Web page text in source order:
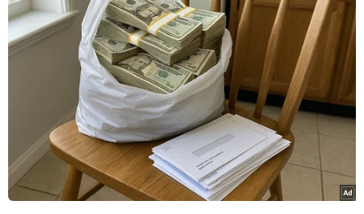
Hang có lối vào rất hẹp, chỉ vừa một người chui,
nhưng khi bước vào phía bêntrong, các nhà
thám hiểm đã vô cùng ngỡ ngàng trước vẻ đẹp
và kích thước kỳ vĩcủa nó với nhiều khối thạch
nhũ lung linh, kì ảo. Và họ đã đặt tên cho nó
làđộng Thiên Đường.Cho đến nay, các nhà
thám hiểm đã tính được độ dài của động Thiên
Đường là 31km,chiều rộng từ 30 đến 100m, nơi
rộng nhất lên đến 150m, chiều cao từ đáy động